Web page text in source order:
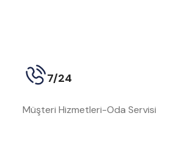
7/24
Müşteri Hizmetleri-Oda Servisi